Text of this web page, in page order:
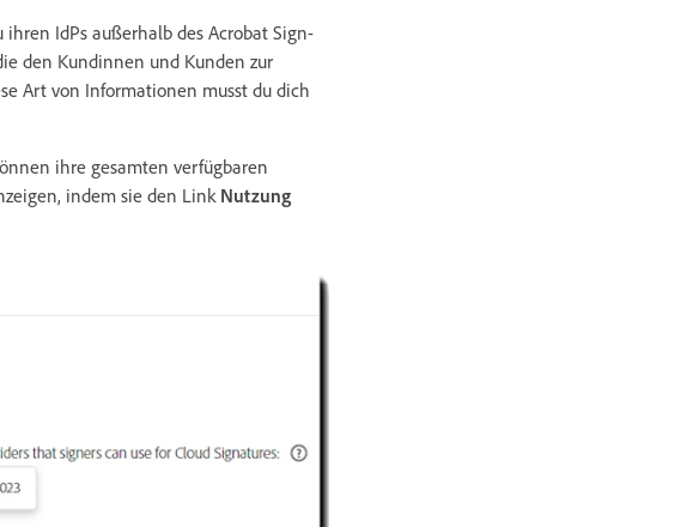
IdPs außerhalb des Acrobat Sign-
den Kundinnen und Kunden zur
Art von Informationen musst du dich
ihre gesamten verfügbaren
indem sie den Link Nutzung